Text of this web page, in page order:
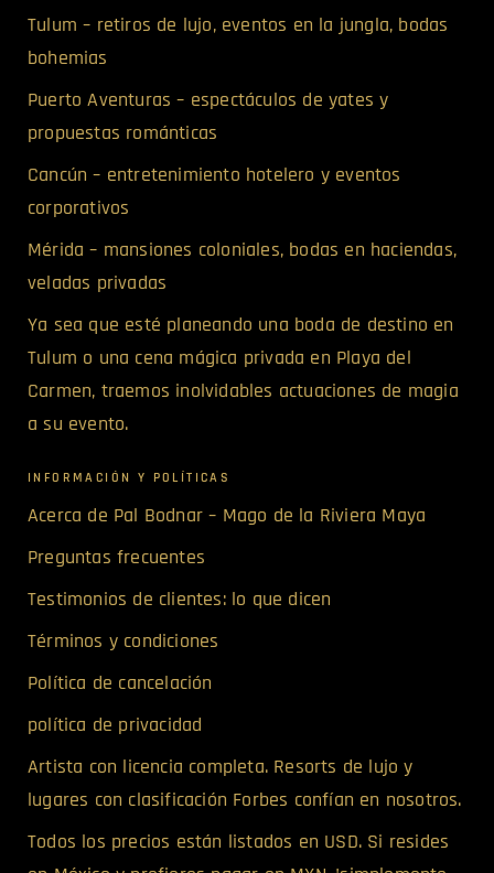
Tulum – retiros de lujo, eventos en la jungla, bodas
bohemias
Puerto Aventuras – espectáculos de yates y
propuestas románticas
Cancún – entretenimiento hotelero y eventos
corporativos
Mérida – mansiones coloniales, bodas en haciendas,
veladas privadas
Ya sea que esté planeando una boda de destino en
Tulum o una cena mágica privada en Playa del
Carmen, traemos inolvidables actuaciones de magia
a su evento.
INFORMACIÓN Y POLÍTICAS
Acerca de Pal Bodnar – Mago de la Riviera Maya
Preguntas frecuentes
Testimonios de clientes: lo que dicen
Términos y condiciones
Política de cancelación
política de privacidad
Artista con licencia completa. Resorts de lujo y
lugares con clasificación Forbes confían en nosotros.
Todos los precios están listados en USD. Si resides